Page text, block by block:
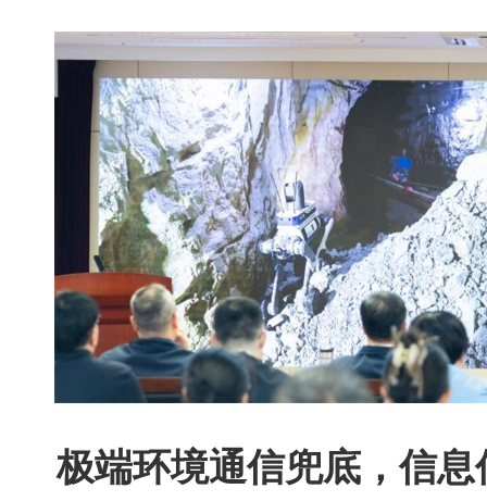
极端环境通信兜底 ，信息